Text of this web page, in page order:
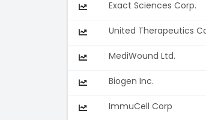
Exact Sciences Corp.
United Therapeutics
MediWound Ltd.
Biogen Inc.
ImmuCell Corp